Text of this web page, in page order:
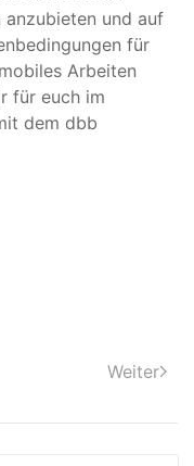
und auf
für
Arbeiten
für euch im
dem dbb
Weiter